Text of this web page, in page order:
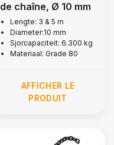
de chaîne, Ø 10 mm
Lengte: 3 & 5 m
Diameter:10 mm
Sjorcapaciteit: 6.300 kg
Materiaal: Grade 80
AFFICHER LE
PRODUIT